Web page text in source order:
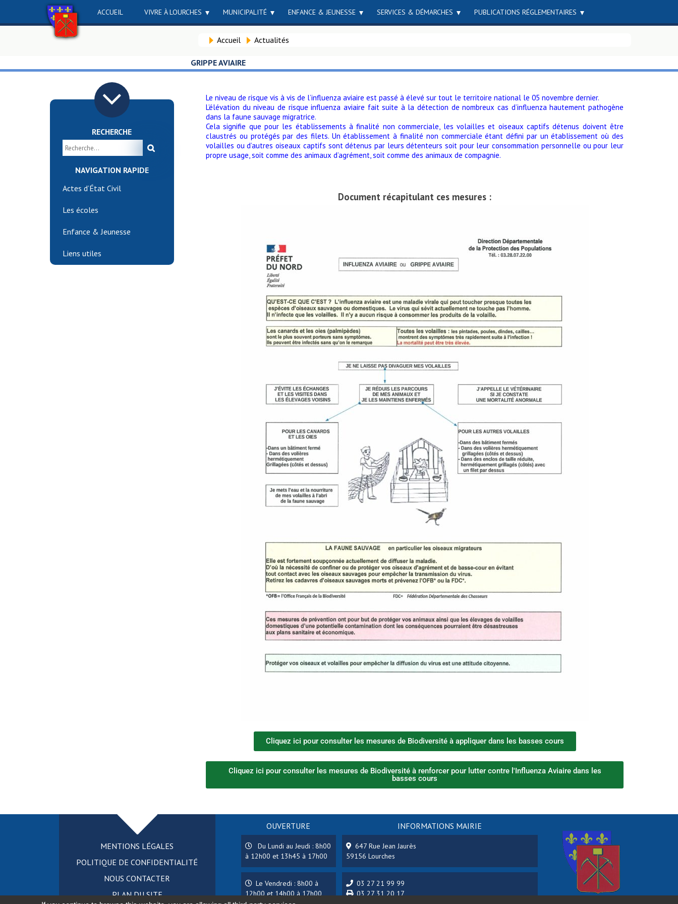
ACCUEIL VIVRE À LOURCHES MUNICIPALITÉ ENFANCE & JEUNESSE SERVICES & DÉMARCHES PUBLICATIONS RÉGLEMENTAIRES
Accueil Actualités
GRIPPE AVIAIRE
RECHERCHE
NAVIGATION RAPIDE
Actes d’État Civil
Les écoles
Enfance & Jeunesse
Liens utiles
Le niveau de risque vis à vis de l’influenza aviaire est passé à élevé sur tout le territoire national le 05 novembre dernier.
L’élévation du niveau de risque influenza aviaire fait suite à la détection de nombreux cas d’influenza hautement pathogène
dans la faune sauvage migratrice.
Cela signifie que pour les établissements à finalité non commerciale, les volailles et oiseaux captifs détenus doivent être
claustrés ou protégés par des filets. Un établissement à finalité non commerciale étant défini par un établissement où des
volailles ou d’autres oiseaux captifs sont détenus par leurs détenteurs soit pour leur consommation personnelle ou pour leur
propre usage, soit comme des animaux d’agrément, soit comme des animaux de compagnie.
Document récapitulant ces mesures :
Cliquez ici pour consulter les mesures de Biodiversité à appliquer dans les basses cours
Cliquez ici pour consulter les mesures de Biodiversité à renforcer pour lutter contre l'Influenza Aviaire dans les
basses cours
MENTIONS LÉGALES
POLITIQUE DE CONFIDENTIALITÉ
NOUS CONTACTER
PLAN DU SITE
OUVERTURE
Du Lundi au Jeudi : 8h00
à 12h00 et 13h45 à 17h00
Le Vendredi : 8h00 à
12h00 et 14h00 à 17h00
INFORMATIONS MAIRIE
647 Rue Jean Jaurès
59156 Lourches
03 27 21 99 99
03 27 31 20 17